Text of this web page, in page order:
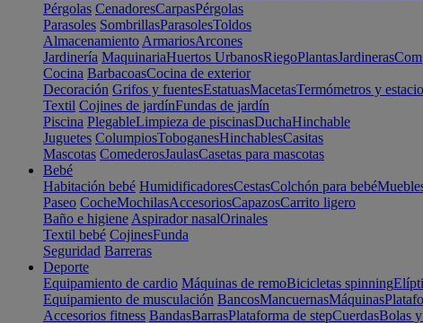
Pérgolas CenadoresCarpasPérgolas
Parasoles SombrillasParasolesToldos
Almacenamiento ArmariosArcones
Jardinería MaquinariaHuertos UrbanosRiegoPlantasJardineras
Cocina BarbacoasCocina de exterior
Decoración Grifos y fuentesEstatuasMacetasTermómetros y
Textil Cojines de jardínFundas de jardín
Piscina PlegableLimpieza de piscinasDuchaHinchable
Juguetes ColumpiosToboganesHinchablesCasitas
Mascotas ComederosJaulasCasetas para mascotas
Bebé
Habitación bebé HumidificadoresCestasColchón para bebé
Paseo CocheMochilasAccesoriosCapazosCarrito ligero
Baño e higiene Aspirador nasalOrinales
Textil bebé CojinesFunda
Seguridad Barreras
Deporte
Equipamiento de cardio Máquinas de remoBicicletas spinning
Equipamiento de musculación BancosMancuernasMáquinas
Accesorios fitness BandasBarrasPlataforma de stepCuerdasBolas